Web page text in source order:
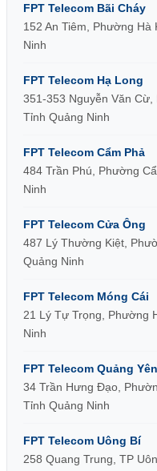
FPT Telecom Bãi Cháy
152 An Tiêm, Phường Hà
Ninh
FPT Telecom Hạ Long
351-353 Nguyễn Văn Cừ,
Tỉnh Quảng Ninh
FPT Telecom Cẩm Phả
484 Trần Phú, Phường
Ninh
FPT Telecom Cửa Ông
487 Lý Thường Kiệt,
Quảng Ninh
FPT Telecom Móng Cái
21 Lý Tự Trọng, Phường
Ninh
FPT Telecom Quảng Yên
34 Trần Hưng Đạo,
Tỉnh Quảng Ninh
FPT Telecom Uông Bí
258 Quang Trung, TP